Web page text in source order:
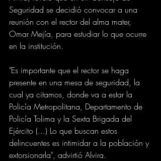
Seguridad se decidió convocar a una
reunión con el rector del alma mater,
Omar Mejía, para estudiar lo que ocurre
en la institución.
"Es importante que el rector se haga
presente en una mesa de seguridad, la
cual ya citamos, donde va a estar la
Policía Metropolitana, Departamento de
Policía Tolima y la Sexta Brigada del
Ejército (...) Lo que buscan estos
delincuentes es intimidar a la población y
extorsionarla", advirtió Alvira.